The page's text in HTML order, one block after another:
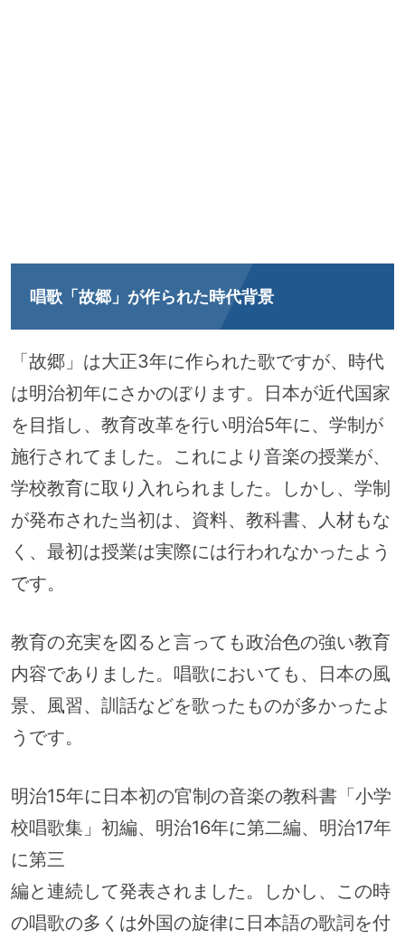
唱歌「故郷」が作られた時代背景
「故郷」は大正3年に作られた歌ですが、時代
は明治初年にさかのぼります。日本が近代国家
を目指し、教育改革を行い明治5年に、学制が
施行されてました。これにより音楽の授業が、
学校教育に取り入れられました。しかし、学制
が発布された当初は、資料、教科書、人材もな
く、最初は授業は実際には行われなかったよう
です。
教育の充実を図ると言っても政治色の強い教育
内容でありました。唱歌においても、日本の風
景、風習、訓話などを歌ったものが多かったよ
うです。
明治15年に日本初の官制の音楽の教科書「小学
校唱歌集」初編、明治16年に第二編、明治17年
に第三
編と連続して発表されました。しかし、この時
の唱歌の多くは外国の旋律に日本語の歌詞を付